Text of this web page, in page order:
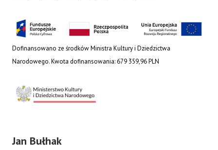
Dofinansowano ze środków Ministra Kultury i Dziedzictwa
Narodowego. Kwota dofinansowania: 679 359,96 PLN
Jan Bułhak